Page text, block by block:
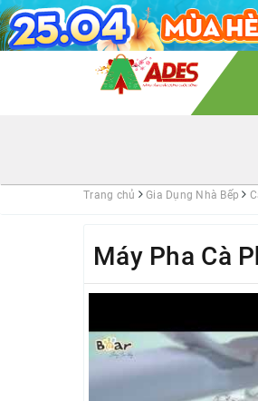
Trang chủ Gia Dụng Nhà Bếp
Máy Pha Cà